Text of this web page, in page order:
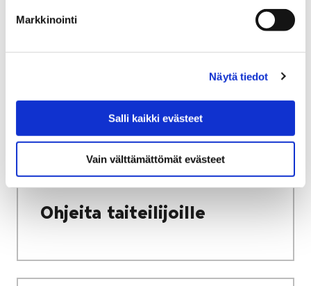
Markkinointi
Näytä tiedot
Salli kaikki evästeet
Vain välttämättömät evästeet
Tulevat näyttelyt
Tulevat näyttelyt
Etusivu Vapaa-aika
Kulttuuri
Kulttuuritalo Annis
Avoin seinä -galleria
Ohjeita taiteilijoille
Ohjeita taiteilijoille